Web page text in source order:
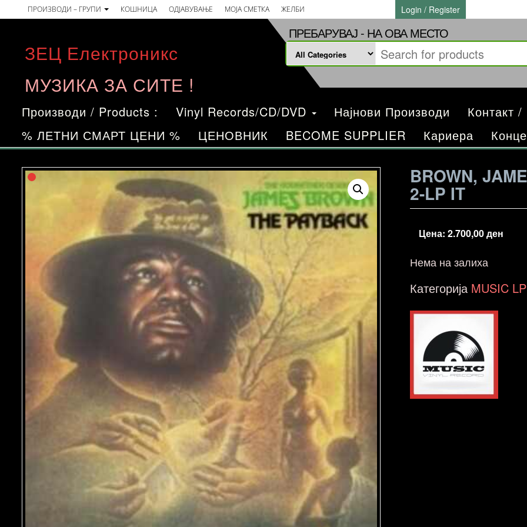
to
content
ПРОИЗВОДИ – ГРУПИ КОШНИЦА ОДЈАВУВАЊЕ МОЈА СМЕТКА ЖЕЛБИ Login / Register
ЗЕЦ Електроникс
МУЗИКА ЗА СИТЕ !
ПРЕБАРУВАЈ - НА ОВА МЕСТО
Производи / Products : Vinyl Records/CD/DVD Најнови Производи
Контакт
% ЛЕТНИ СМАРТ ЦЕНИ %
ЦЕНОВНИК BECOME SUPPLIER Кариера
BROWN,
2-LP IT
Цена:2.700,00ден
Нема на залиха
Категорија MUSIC